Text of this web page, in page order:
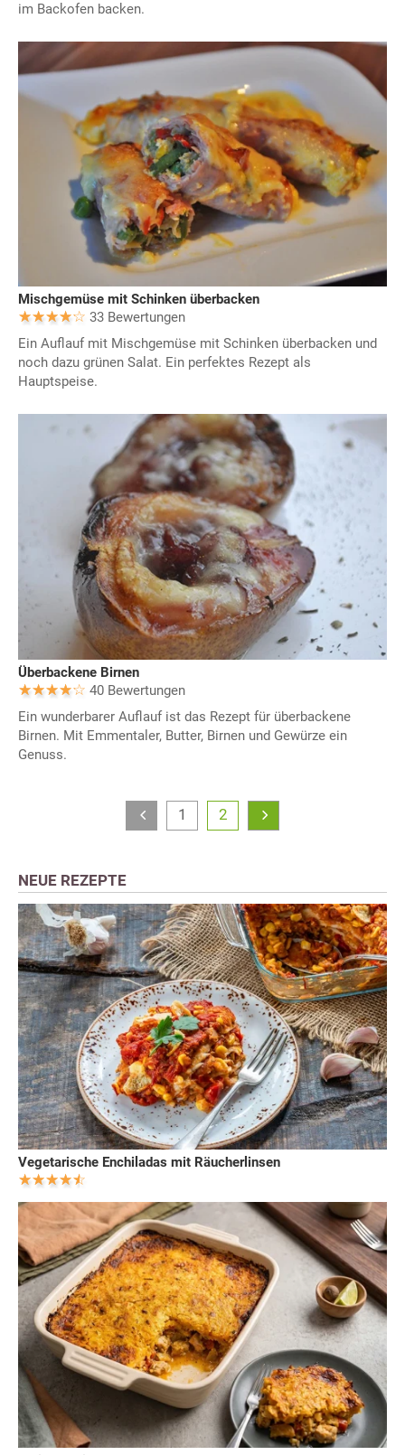
im Backofen backen.
Mischgemüse mit Schinken überbacken
33 Bewertungen
Ein Auflauf mit Mischgemüse mit Schinken überbacken und
noch dazu grünen Salat. Ein perfektes Rezept als
Hauptspeise.
Überbackene Birnen
40 Bewertungen
Ein wunderbarer Auflauf ist das Rezept für überbackene
Birnen. Mit Emmentaler, Butter, Birnen und Gewürze ein
Genuss.
1 2
NEUE REZEPTE
Vegetarische Enchiladas mit Räucherlinsen